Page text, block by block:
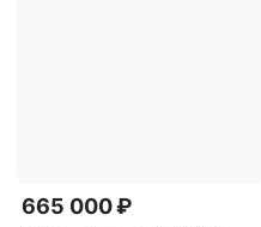
665 000 ₽